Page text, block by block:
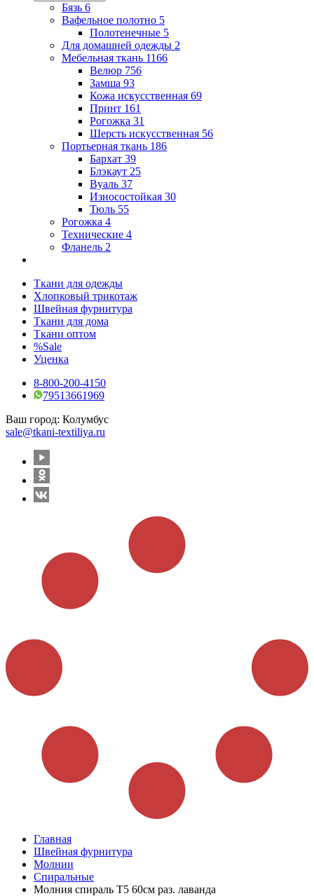
Бязь 6
Вафельное полотно 5
Полотенечные 5
Для домашней одежды 2
Мебельная ткань 1166
Велюр 756
Замша 93
Кожа искусственная 69
Принт 161
Рогожка 31
Шерсть искусственная 56
Портьерная ткань 186
Бархат 39
Блэкаут 25
Вуаль 37
Износостойкая 30
Тюль 55
Рогожка 4
Технические 4
Фланель 2
Ткани для одежды
Хлопковый трикотаж
Швейная фурнитура
Ткани для дома
Ткани оптом
%Sale
Уценка
8-800-200-4150
79513661969
Ваш город: Колумбус
sale@tkani-textiliya.ru
Главная
Швейная фурнитура
Молнии
Спиральные
Молния спираль Т5 60см раз. лаванда